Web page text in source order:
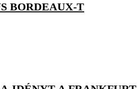
BORDEAUX-T